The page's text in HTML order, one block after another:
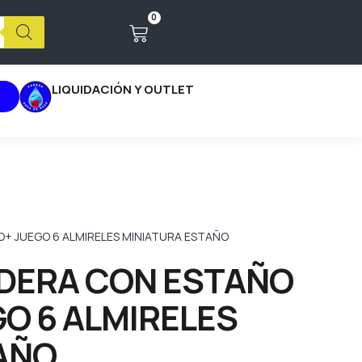
0
LIQUIDACIÓN Y OUTLET
JUEGO 6 ALMIRELES MINIATURA ESTAÑO
CON ESTAÑO
6 ALMIRELES